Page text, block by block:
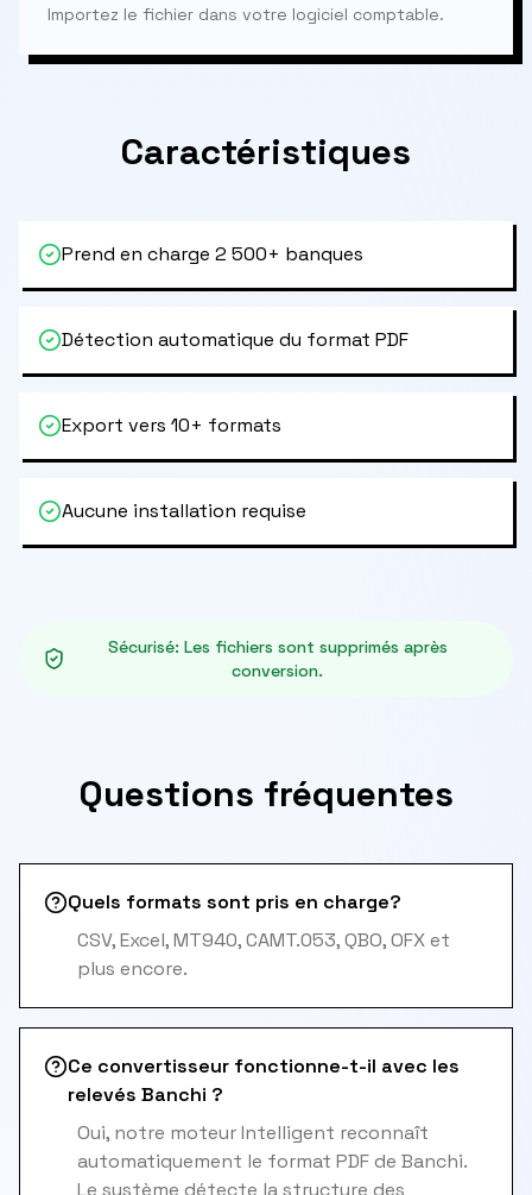
Importez le fichier dans votre logiciel comptable.
Caractéristiques
Prend en charge 2 500+ banques
Détection automatique du format PDF
Export vers 10+ formats
Aucune installation requise
Sécurisé: Les fichiers sont supprimés après
conversion.
Questions fréquentes
Quels formats sont pris en charge?
CSV, Excel, MT940, CAMT.053, QBO, OFX et
plus encore.
Ce convertisseur fonctionne-t-il avec les
relevés Banchi ?
Oui, notre moteur Intelligent reconnaît
automatiquement le format PDF de Banchi.
Le système détecte la structure des